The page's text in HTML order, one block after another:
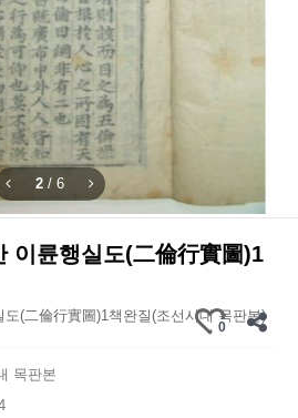
2 / 6
이륜행실도(二倫行實圖)1
(二倫行實圖)1책완질(조선시대 목판본)
0
목판본